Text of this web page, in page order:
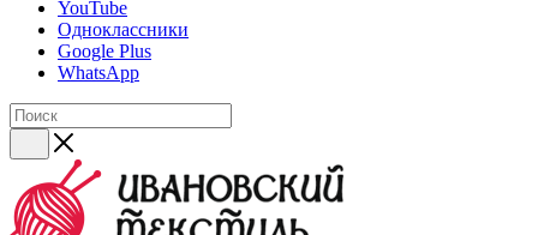
YouTube
Одноклассники
Google Plus
WhatsApp